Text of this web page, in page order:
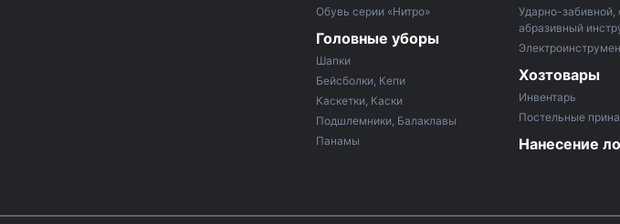
Обувь серии «Нитро»
Головные уборы
Шапки
Бейсболки, Кепи
Каскетки, Каски
Подшлемники, Балаклавы
Панамы
Ударно-забивной,
абразивный
Хозтовары
Инвентарь
Постельные
Нанесение